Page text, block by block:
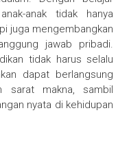
anak tidak hanya
juga mengembangkan
jawab pribadi.
tidak harus selalu
dapat berlangsung
sarat makna, sambil
nyata di kehidupan